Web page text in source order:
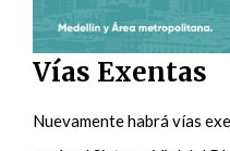
Vías Exentas
Nuevamente habrá vías